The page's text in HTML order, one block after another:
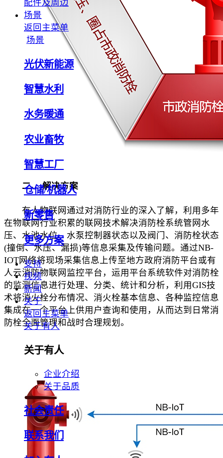
配件及周边
场景
返回主菜单
场景
光伏新能源
智慧水利
水务暖通
农业畜牧
智慧工厂
仓储/机器人
新零售
更多方案
支持
视频
新闻
关于
返回主菜单
关于有人
关于有人
企业介绍
关于品质
社会责任
联系我们
二、 解决方案
有人物联网通过对消防行业的深入了解，利用多年
在物联网行业积累的联网技术解决消防栓系统管网水
压、水池水位、水泵控制器状态以及阀门、消防栓状态
(撞倒、水压、漏损)等信息采集及传输问题。通过NB-
IOT网络将现场采集信息上传至地方政府消防平台或有
人云消防物联网监控平台，运用平台系统软件对消防栓
的监测信息进行处理、分类、统计和分析，利用GIS技
术将消火栓分布情况、消火栓基本信息、各种监控信息
集成在一个平台上供用户查询和使用，从而达到日常消
防栓全面管理和战时合理规划。